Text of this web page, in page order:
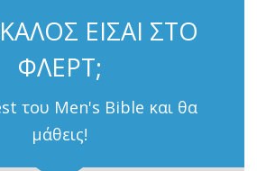
ΕΙΣΑΙ ΣΤΟ
ΦΛΕΡΤ;
του Men's Bible και θα
μάθεις!